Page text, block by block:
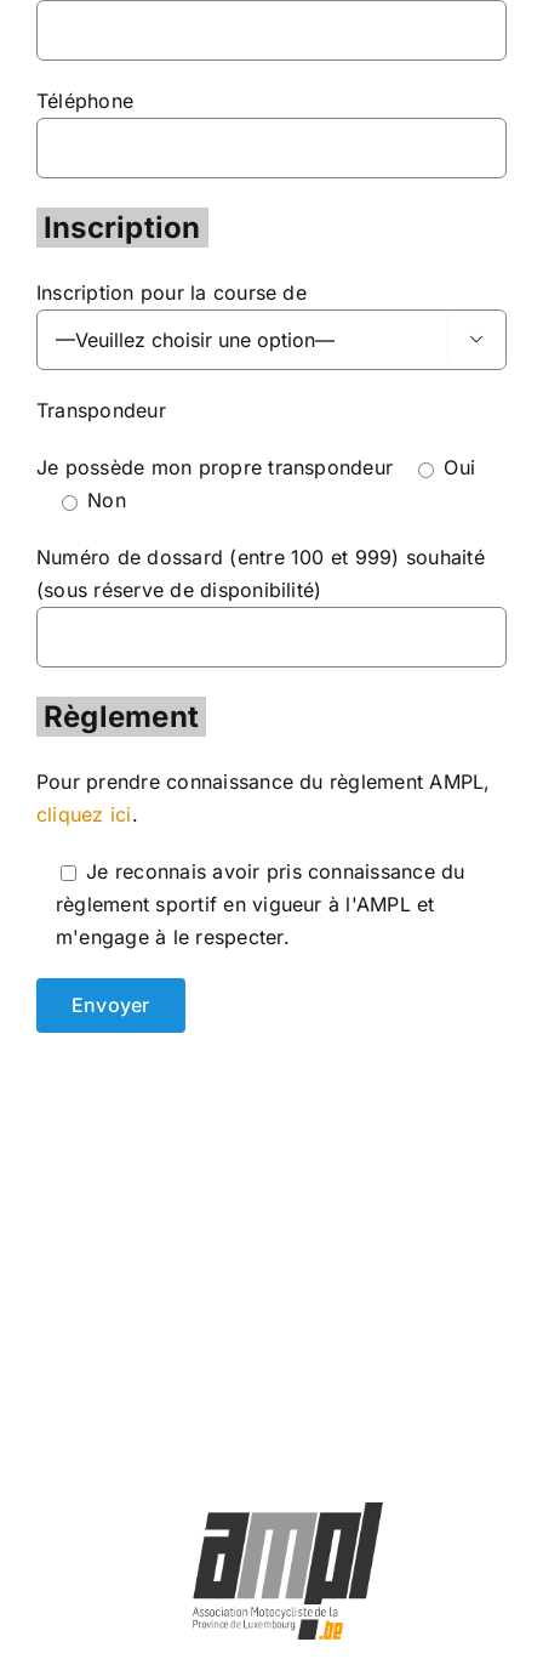
Téléphone
Inscription
Inscription pour la course de

Transpondeur
Je possède mon propre transpondeur
Oui
Non
Numéro de dossard (entre 100 et 999) souhaité
(sous réserve de disponibilité)
Règlement
Pour prendre connaissance du règlement AMPL,
cliquez ici.
Je reconnais avoir pris connaissance du
règlement sportif en vigueur à l'AMPL et
m'engage à le respecter.